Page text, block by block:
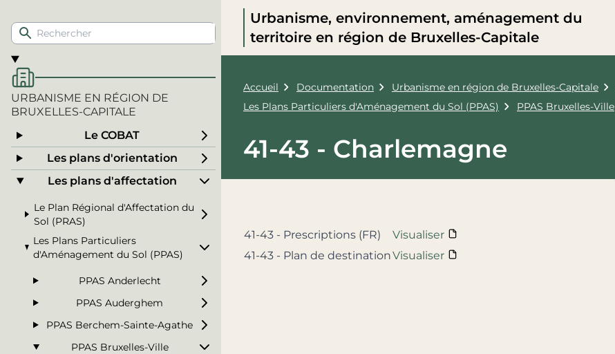
Urbanisme, environnement, aménagement du
territoire en région de Bruxelles-Capitale
URBANISME EN RÉGION DE
BRUXELLES-CAPITALE
Le COBAT
Les plans d'orientation
Les plans d'affectation
Le Plan Régional d'Affectation du
Sol (PRAS)
Les Plans Particuliers
d'Aménagement du Sol (PPAS)
PPAS Anderlecht
PPAS Auderghem
PPAS Berchem-Sainte-Agathe
PPAS Bruxelles-Ville
Accueil Documentation Urbanisme en région de Bruxelles-Capitale
Les Plans Particuliers d'Aménagement du Sol (PPAS)
PPAS Bruxelles-Ville
41-43 - Charlemagne
41-43 - Prescriptions (FR)
Visualiser
41-43 - Plan de destinationVisualiser